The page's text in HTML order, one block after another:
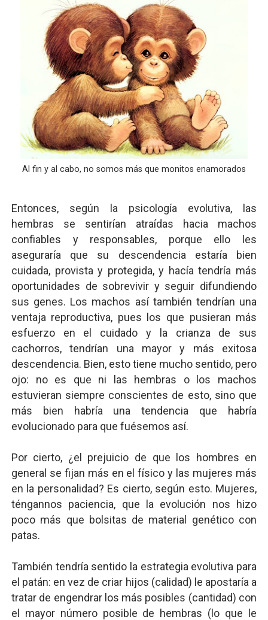
Al fin y al cabo, no somos más que monitos enamorados
Entonces, según la psicología evolutiva, las
hembras se sentirían atraídas hacia machos
confiables y responsables, porque ello les
aseguraría que su descendencia estaría bien
cuidada, provista y protegida, y hacía tendría más
oportunidades de sobrevivir y seguir difundiendo
sus genes. Los machos así también tendrían una
ventaja reproductiva, pues los que pusieran más
esfuerzo en el cuidado y la crianza de sus
cachorros, tendrían una mayor y más exitosa
descendencia. Bien, esto tiene mucho sentido, pero
ojo: no es que ni las hembras o los machos
estuvieran siempre conscientes de esto, sino que
más bien habría una tendencia que habría
evolucionado para que fuésemos así.
Por cierto, ¿el prejuicio de que los hombres en
general se fijan más en el físico y las mujeres más
en la personalidad? Es cierto, según esto. Mujeres,
téngannos paciencia, que la evolución nos hizo
poco más que bolsitas de material genético con
patas.
También tendría sentido la estrategia evolutiva para
el patán: en vez de criar hijos (calidad) le apostaría a
tratar de engendrar los más posibles (cantidad) con
el mayor número posible de hembras (lo que le